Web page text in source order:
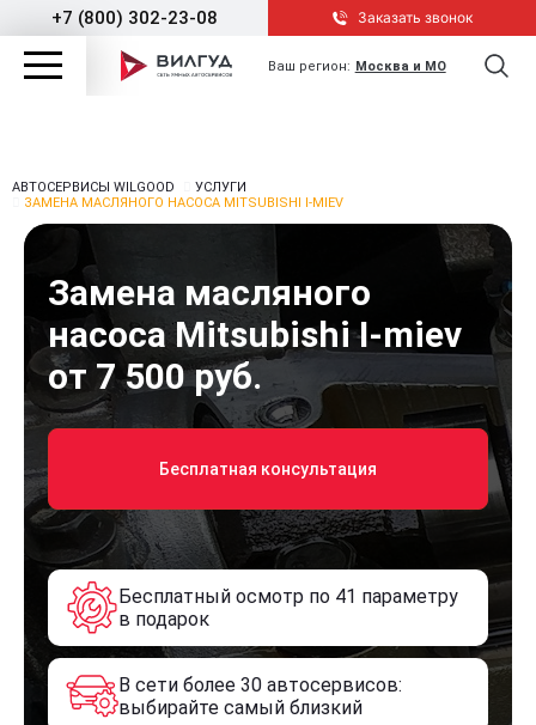
+7 (800) 302-23-08 Заказать звонок
Ваш регион: Москва и МО
АВТОСЕРВИСЫ WILGOOD
УСЛУГИ
ЗАМЕНА МАСЛЯНОГО НАСОСА MITSUBISHI I-MIEV
Замена масляного
насоса Mitsubishi I-miev
от 7 500 руб.
Бесплатная консультация
Бесплатный осмотр по 41 параметру
в подарок
В сети более 30 автосервисов:
выбирайте самый близкий